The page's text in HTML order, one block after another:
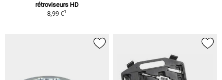
rétroviseurs HD
8,99 €1